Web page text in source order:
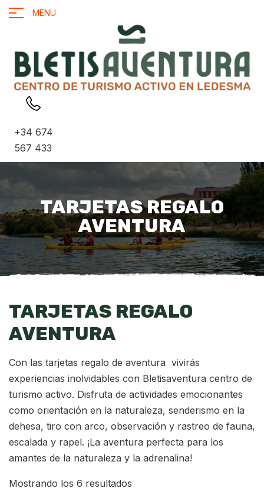
MENU
+34 674
567 433
TARJETAS REGALO
AVENTURA
TARJETAS REGALO
AVENTURA
Con las tarjetas regalo de aventura vivirás
experiencias inolvidables con Bletisaventura centro de
turismo activo. Disfruta de actividades emocionantes
como orientación en la naturaleza, senderismo en la
dehesa, tiro con arco, observación y rastreo de fauna,
escalada y rapel. ¡La aventura perfecta para los
amantes de la naturaleza y la adrenalina!
Mostrando los 6 resultados